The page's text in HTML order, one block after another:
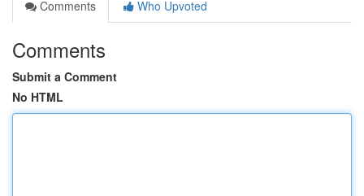
Comments
Who Upvoted
Comments
Submit a Comment
No HTML